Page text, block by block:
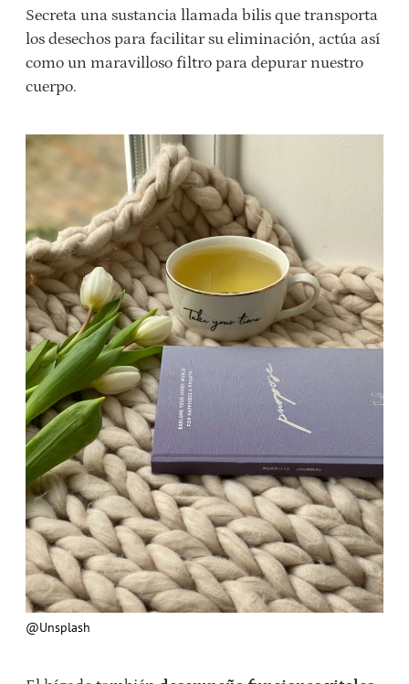
Secreta una sustancia llamada bilis que transporta
los desechos para facilitar su eliminación, actúa así
como un maravilloso filtro para depurar nuestro
cuerpo.
@Unsplash